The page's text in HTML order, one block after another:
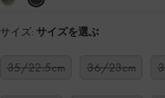
サイズ: サイズを選ぶ
35/22.5cm 36/23cm